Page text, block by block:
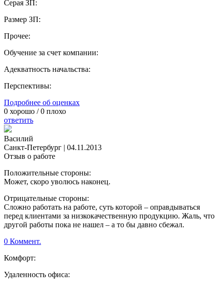
Серая ЗП:
Размер ЗП:
Прочее:
Обучение за счет компании:
Адекватность начальства:
Перспективы:
Подробнее об оценках
0 хорошо /0 плохо
ответить
Василий
Санкт-Петербург | 04.11.2013
Отзыв о работе
Положительные стороны:
Может, скоро уволюсь наконец.
Отрицательные стороны:
Сложно работать на работе, суть которой – оправдываться
перед клиентами за низкокачественную продукцию. Жаль, что
другой работы пока не нашел – а то бы давно сбежал.
0 Коммент.
Комфорт:
Удаленность офиса: